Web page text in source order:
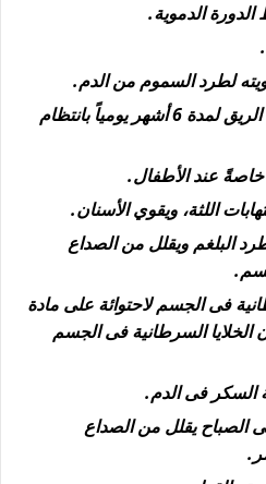
الدموية.
لطرد السموم من الدم.
من فوائد أكل الثوم على الريق لمدة 6 أشهر يومياً بانتظام
عند الأطفال.
اللثة، ويقوي الأسنان.
البلغم ويقلل من الصداع
فى الجسم لاحتوائة على مادة
الخلايا السرطانية فى الجسم
السكر فى الدم.
الصباح يقلل من الصداع